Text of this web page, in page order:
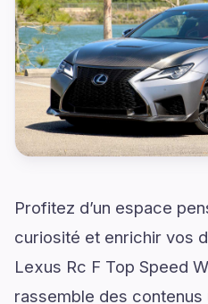
Profitez d’un espace
curiosité et enrichir vos
Lexus Rc F Top Speed
rassemble des